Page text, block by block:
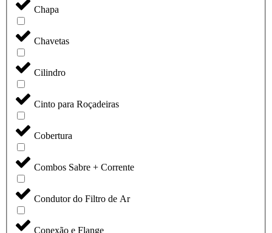
Chapa
Chavetas
Cilindro
Cinto para Roçadeiras
Cobertura
Combos Sabre + Corrente
Condutor do Filtro de Ar
Conexão e Flange